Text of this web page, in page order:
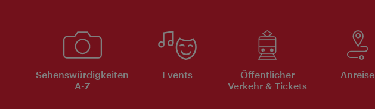
Sehenswürdigkeiten
A-Z
Events
Öffentlicher
Verkehr & Tickets
Anreise